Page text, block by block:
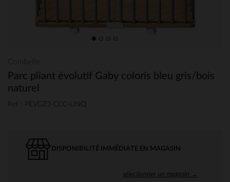
Parc pliant évolutif Gaby coloris bleu gris/bois
naturel
DISPONIBILITÉ IMMÉDIATE EN MAGASIN
sélectionner un magasin →